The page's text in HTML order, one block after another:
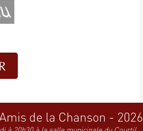
de la Chanson - 2026